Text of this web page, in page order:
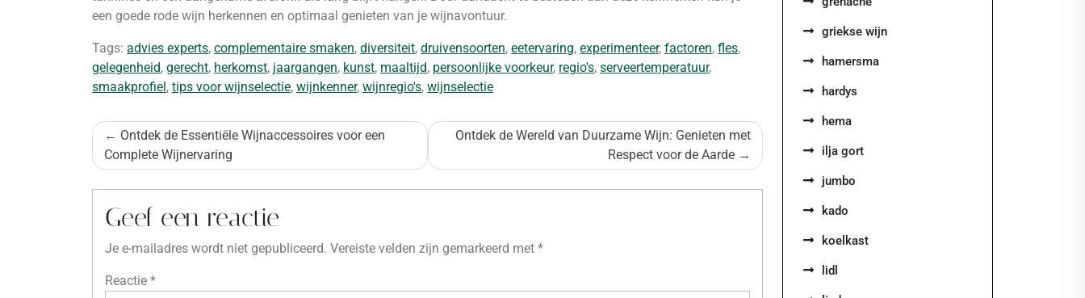
een goede rode wijn herkennen en optimaal genieten van je wijnavontuur.
Tags: advies experts, complementaire smaken, diversiteit, druivensoorten, eetervaring, experimenteer, factoren, fles,
gelegenheid, gerecht, herkomst, jaargangen, kunst, maaltijd, persoonlijke voorkeur, regio's, serveertemperatuur,
smaakprofiel, tips voor wijnselectie, wijnkenner, wijnregio's, wijnselectie
Bericht
navigatie
Ontdek de Essentiële Wijnaccessoires voor een
Complete Wijnervaring
Ontdek de Wereld van Duurzame Wijn: Genieten met
Respect voor de Aarde
Geef een reactie
Je e-mailadres wordt niet gepubliceerd. Vereiste velden zijn gemarkeerd met *
Reactie *
griekse wijn
hamersma
hardys
hema
ilja gort
jumbo
kado
koelkast
lidl